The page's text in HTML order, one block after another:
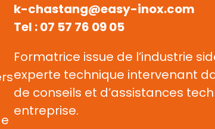
k-chastang@easy-inox.com
Tel : 07 57 76 09 05
Formatrice issue de l’industrie
experte technique intervenant
de conseils et d’assistances
entreprise.